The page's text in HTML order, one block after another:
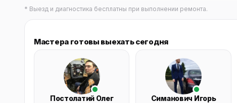
Электроинструмент
Бензотехника
Садовая техника
* Выезд и диагностика бесплатны при выполнении ремонта.
Мастера готовы выехать сегодня
Постолатий Олег Симанович Игорь